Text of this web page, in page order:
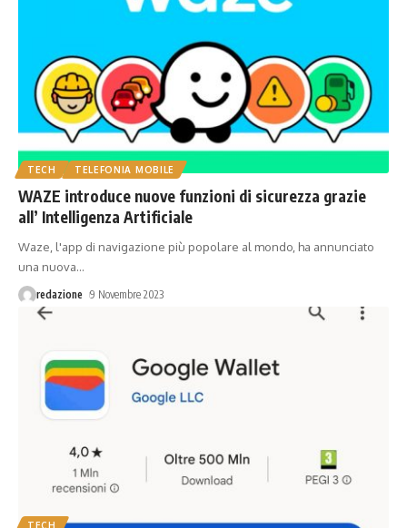
TECH TELEFONIA MOBILE
WAZE introduce nuove funzioni di sicurezza grazie
all’ Intelligenza Artificiale
Waze, l'app di navigazione più popolare al mondo, ha annunciato
una nuova…
redazione 9 Novembre 2023
TECH